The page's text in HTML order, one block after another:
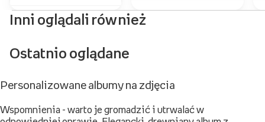
Inni oglądali również
Personalizowane albumy na zdjęcia